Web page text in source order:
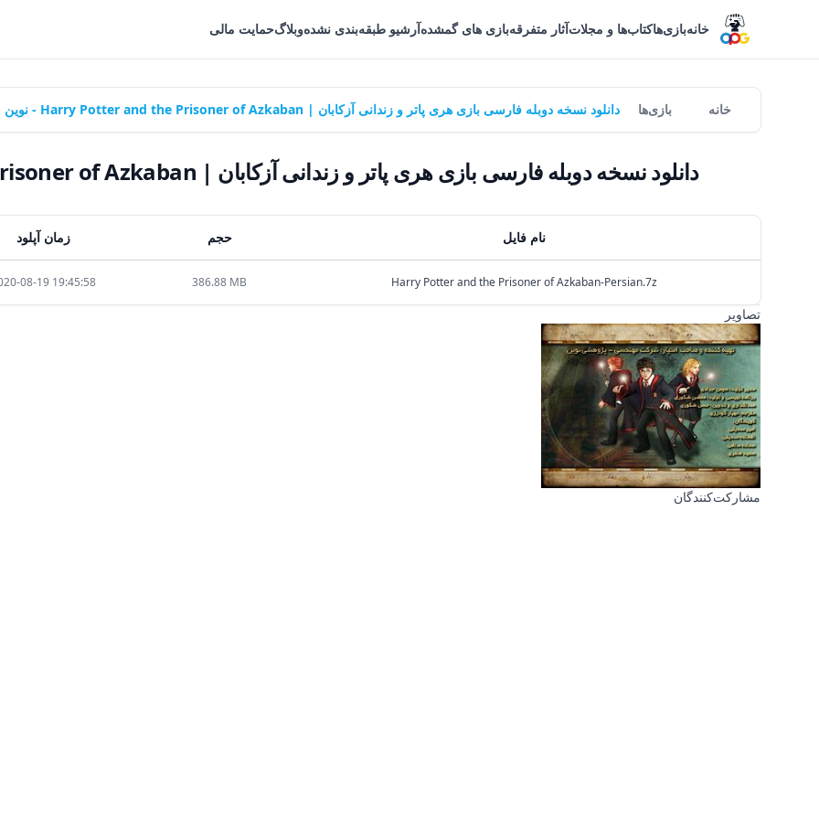
خانهبازی‌هاکتاب‌ها و مجلاتآثار متفرقهبازی های گمشدهآرشیو طبقه‌بندی نشدهوبلاگحمایت مالی
خانه بازی‌ها دانلود نسخه دوبله فارسی بازی هری پاتر و زندانی آزکابان | Harry Potter and the Prisoner of Azkaban - نوین
دانلود نسخه دوبله فارسی بازی هری پاتر و زندانی آزکابان | Harry Potter and the Prisoner of Azkaban - نوین
نام فایل حجم زمان آپلود
Harry Potter and the Prisoner of Azkaban-Persian.7z
386.88 MB
08-19 19:45:58
تصاویر
مشارکت‌کنندگان